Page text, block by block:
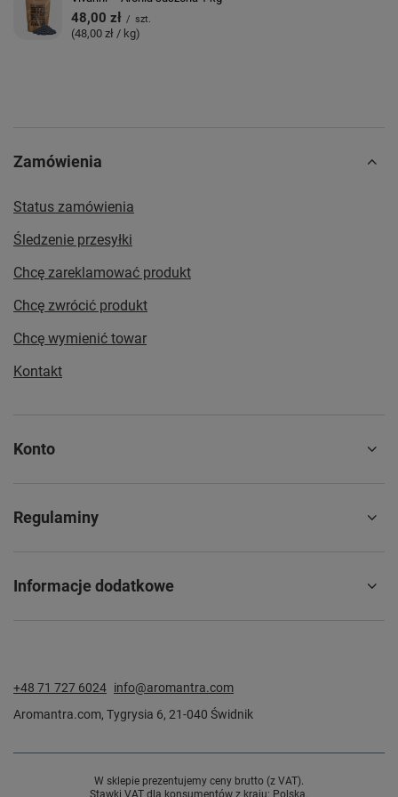
48,00 zł / szt.
(48,00 zł / kg)
Zamówienia
Status zamówienia
Śledzenie przesyłki
Chcę zareklamować produkt
Chcę zwrócić produkt
Chcę wymienić towar
Kontakt
Konto
Regulaminy
Informacje dodatkowe
+48 71 727 6024 info@aromantra.com
Aromantra.com, Tygrysia 6, 21-040 Świdnik
W sklepie prezentujemy ceny brutto (z VAT).
Stawki VAT dla konsumentów z kraju: Polska